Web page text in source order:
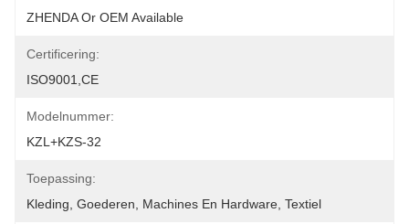
ZHENDA Or OEM Available
Certificering:
ISO9001,CE
Modelnummer:
KZL+KZS-32
Toepassing:
Kleding, Goederen, Machines En Hardware, Textiel